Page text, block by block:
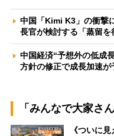
中国「Kimi K3」の衝撃
長官が検討する「蒸留
中国経済“予想外の低成
方針の修正で成長加速
「みんなで大家さ
《ついに